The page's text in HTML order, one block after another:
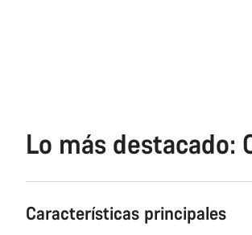
Lo más destacado:
Características principales